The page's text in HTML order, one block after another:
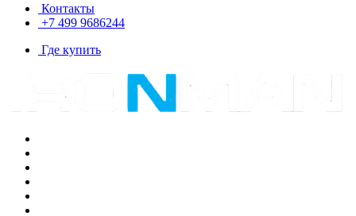
Контакты
+7 499 9686244
Где купить